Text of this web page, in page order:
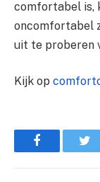
comfortabel is,
oncomfortabel
uit te proberen
Kijk op
Facebook